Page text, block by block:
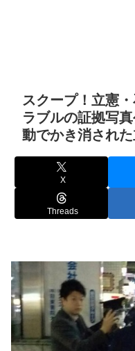
スクープ！立憲
ラブルの証拠写
動でかき消され
X
Threads